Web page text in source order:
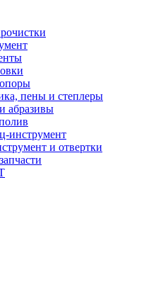
пены и степлеры
абразивы
инструмент
и отвертки